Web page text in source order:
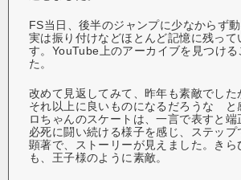
FS当日、後半のジャンプに少なからず動
実は振り付けなどほとんど記憶に残って
す。YouTube上のアーカイブを見つける
た。
改めて見返してみて、昨年も素敵でした
それ以上に良いものになるだろうな と
ロちゃんのスケートは、一言で表すと端
必死に闘い続ける様子を感じ、ステップ
顕著で、ストーリーが見えました。きら
も、王子様のように素敵。